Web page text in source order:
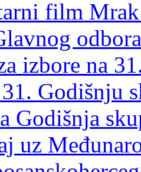
film
odbora
izbore na
Godišnju
Godišnja
uz